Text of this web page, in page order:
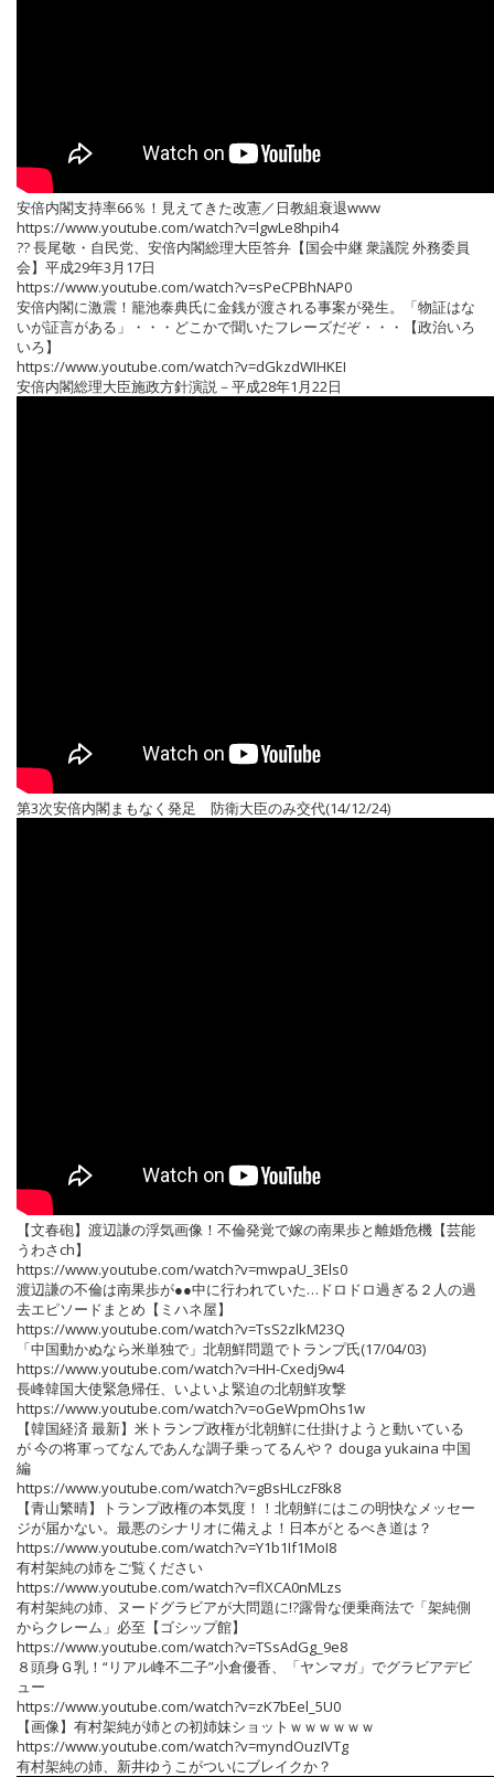
安倍内閣支持率66％！見えてきた改憲／日教組衰退www
https://www.youtube.com/watch?v=lgwLe8hpih4
?? 長尾敬・自民党、安倍内閣総理大臣答弁【国会中継 衆議院 外務委員
会】平成29年3月17日
https://www.youtube.com/watch?v=sPeCPBhNAP0
安倍内閣に激震！籠池泰典氏に金銭が渡される事案が発生。「物証はな
いが証言がある」・・・どこかで聞いたフレーズだぞ・・・【政治いろ
いろ】
https://www.youtube.com/watch?v=dGkzdWIHKEI
安倍内閣総理大臣施政方針演説－平成28年1月22日
第3次安倍内閣まもなく発足 防衛大臣のみ交代(14/12/24)
【文春砲】渡辺謙の浮気画像！不倫発覚で嫁の南果歩と離婚危機【芸能
うわさch】
https://www.youtube.com/watch?v=mwpaU_3Els0
渡辺謙の不倫は南果歩が●●中に行われていた…ドロドロ過ぎる２人の過
去エピソードまとめ【ミハネ屋】
https://www.youtube.com/watch?v=TsS2zlkM23Q
「中国動かぬなら米単独で」北朝鮮問題でトランプ氏(17/04/03)
https://www.youtube.com/watch?v=HH-Cxedj9w4
長峰韓国大使緊急帰任、いよいよ緊迫の北朝鮮攻撃
https://www.youtube.com/watch?v=oGeWpmOhs1w
【韓国経済 最新】米トランプ政権が北朝鮮に仕掛けようと動いている
が 今の将軍ってなんであんな調子乗ってるんや？ douga yukaina 中国
編
https://www.youtube.com/watch?v=gBsHLczF8k8
【青山繁晴】トランプ政権の本気度！！北朝鮮にはこの明快なメッセー
ジが届かない。最悪のシナリオに備えよ！日本がとるべき道は？
https://www.youtube.com/watch?v=Y1b1If1MoI8
有村架純の姉をご覧ください
https://www.youtube.com/watch?v=flXCA0nMLzs
有村架純の姉、ヌードグラビアが大問題に!?露骨な便乗商法で「架純側
からクレーム」必至【ゴシップ館】
https://www.youtube.com/watch?v=TSsAdGg_9e8
８頭身Ｇ乳！“リアル峰不二子”小倉優香、「ヤンマガ」でグラビアデビ
ュー
https://www.youtube.com/watch?v=zK7bEel_5U0
【画像】有村架純が姉との初姉妹ショットｗｗｗｗｗｗ
https://www.youtube.com/watch?v=myndOuzIVTg
有村架純の姉、新井ゆうこがついにブレイクか？